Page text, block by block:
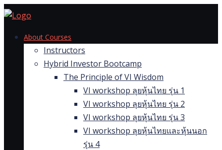
Skip
contentAbout Courses
Instructors
Hybrid Investor Bootcamp
The Principle of VI Wisdom
VI workshop ลุยหุ้นไทย รุ่น 1
VI workshop ลุยหุ้นไทย รุ่น 2
VI workshop ลุยหุ้นไทย รุ่น 3
VI workshop ลุยหุ้นไทยและหุ้นนอก
รุ่น 4